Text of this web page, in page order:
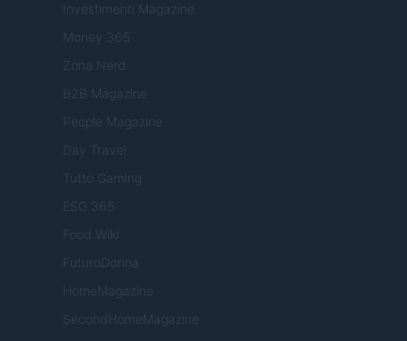
Investimenti Magazine
Money 365
Zona Nerd
B2B Magazine
People Magazine
Day Travel
Tutto Gaming
ESG 365
Food Wiki
FuturoDonna
HomeMagazine
SecondHomeMagazine